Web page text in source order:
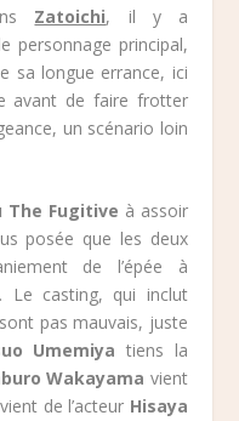
Zatoichi, il y a
personnage principal,
sa longue errance, ici
avant de faire frotter
un scénario loin
The Fugitive à assoir
posée que les deux
de l’épée à
Le casting, qui inclut
pas mauvais, juste
Umemiya tiens la
Wakayama vient
de l’acteur Hisaya